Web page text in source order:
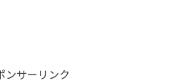
ンサーリンク